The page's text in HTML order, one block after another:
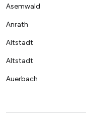
Asemwald
Anrath
Altstadt
Altstadt
Auerbach